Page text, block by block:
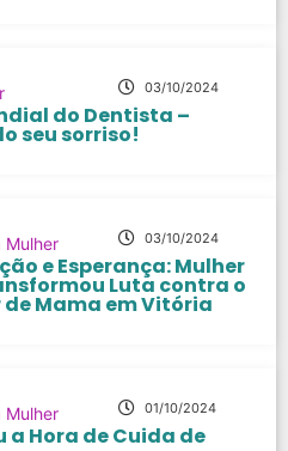
03/10/2024
do Dentista –
seu sorriso!
Mulher 03/10/2024
e Esperança: Mulher
Luta contra o
de Mama em Vitória
Mulher 01/10/2024
a Hora de Cuida de